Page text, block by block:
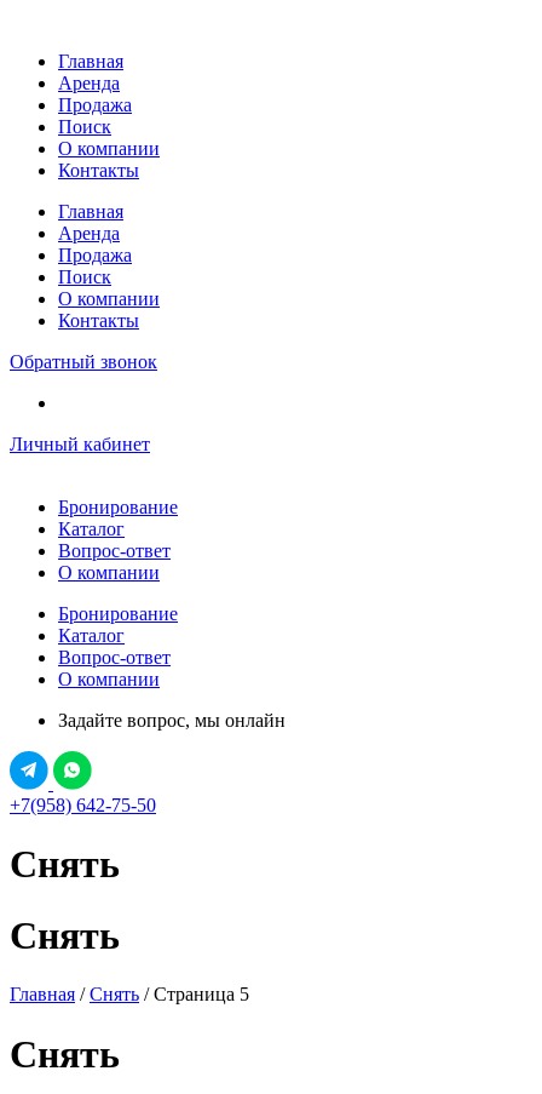
содержимому
Главная
Аренда
Продажа
Поиск
О компании
Контакты
Главная
Аренда
Продажа
Поиск
О компании
Контакты
Обратный звонок
Личный кабинет
Бронирование
Каталог
Вопрос-ответ
О компании
Бронирование
Каталог
Вопрос-ответ
О компании
Задайте вопрос, мы онлайн
+7(958) 642-75-50
Снять
Снять
Главная /Снять / Страница 5
Снять